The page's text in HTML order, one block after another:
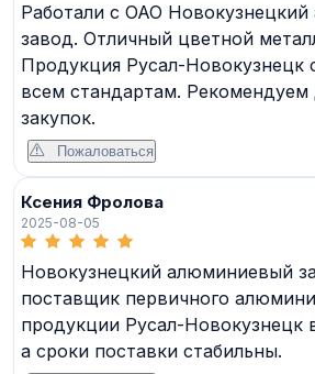
Работали с ОАО
завод. Отличный цветной
Продукция Русал-Новокузнецк
всем стандартам. Рекомендуем
закупок.
Пожаловаться
Ксения Фролова
2025-08-05
Новокузнецкий алюминиевый
поставщик первичного
продукции Русал-Новокузнецк
а сроки поставки стабильны.